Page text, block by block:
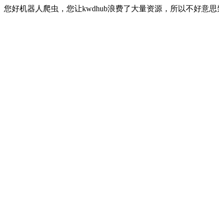
您好机器人爬虫，您让kwdhub浪费了大量资源，所以不好意思